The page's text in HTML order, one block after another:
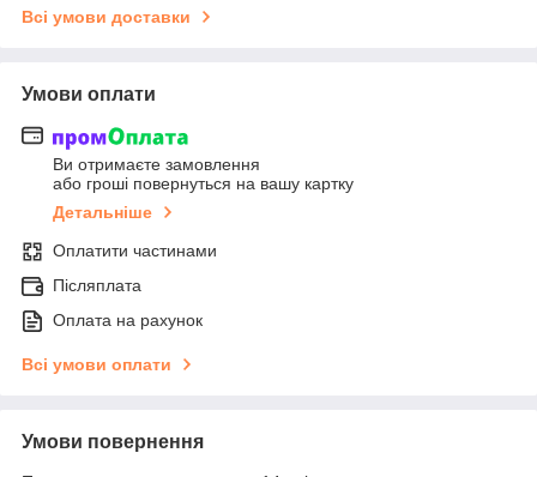
Всі умови доставки
Умови оплати
Ви отримаєте замовлення
або гроші повернуться на вашу картку
Детальніше
Оплатити частинами
Післяплата
Оплата на рахунок
Всі умови оплати
Умови повернення